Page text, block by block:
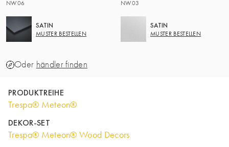
NW06
SATIN
MUSTER BESTELLEN
NW03
SATIN
MUSTER BESTELLEN
Oder händler finden
PRODUKTREIHE
Trespa® Meteon®
DEKOR-SET
Trespa® Meteon® Wood Decors